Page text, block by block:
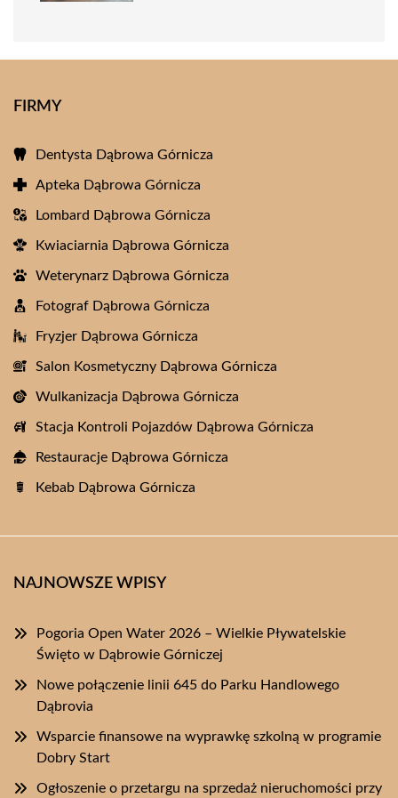
FIRMY
Dentysta Dąbrowa Górnicza
Apteka Dąbrowa Górnicza
Lombard Dąbrowa Górnicza
Kwiaciarnia Dąbrowa Górnicza
Weterynarz Dąbrowa Górnicza
Fotograf Dąbrowa Górnicza
Fryzjer Dąbrowa Górnicza
Salon Kosmetyczny Dąbrowa Górnicza
Wulkanizacja Dąbrowa Górnicza
Stacja Kontroli Pojazdów Dąbrowa Górnicza
Restauracje Dąbrowa Górnicza
Kebab Dąbrowa Górnicza
NAJNOWSZE WPISY
Pogoria Open Water 2026 – Wielkie Pływatelskie
Święto w Dąbrowie Górniczej
Nowe połączenie linii 645 do Parku Handlowego
Dąbrovia
Wsparcie finansowe na wyprawkę szkolną w programie
Dobry Start
Ogłoszenie o przetargu na sprzedaż nieruchomości przy